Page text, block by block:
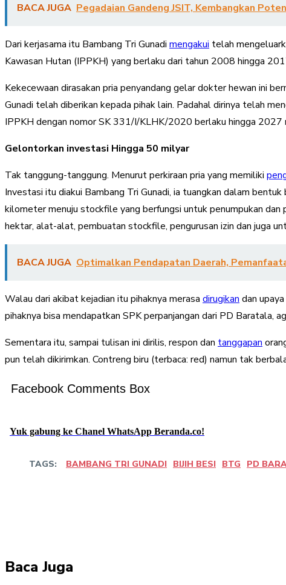
BACA JUGA Pegadaian Gandeng JSIT, Kembangkan
Dari kerjasama itu Bambang Tri Gunadi mengakui telah
Kawasan Hutan (IPPKH) yang berlaku dari tahun 2008 hingga
Kekecewaan dirasakan pria penyandang gelar dokter hewan ini
Gunadi telah diberikan kepada pihak lain. Padahal dirinya telah
IPPKH dengan nomor SK 331/I/KLHK/2020 berlaku hingga
Gelontorkan investasi Hingga 50 milyar
Tak tanggung-tanggung. Menurut perkiraan pria yang memiliki
Investasi itu diakui Bambang Tri Gunadi, ia tuangkan dalam
kilometer menuju stockfile yang berfungsi untuk penumpukan
hektar, alat-alat, pembuatan stockfile, pengurusan izin dan juga
BACA JUGA Optimalkan Pendapatan Daerah,
Walau dari akibat kejadian itu pihaknya merasa dirugikan dan
pihaknya bisa mendapatkan SPK perpanjangan dari PD Baratala,
Sementara itu, sampai tulisan ini dirilis, respon dan tanggapan
pun telah dikirimkan. Contreng biru (terbaca: red) namun tak
Facebook Comments Box
Yuk gabung ke Chanel WhatsApp Beranda.co!
TAGS: BAMBANG TRI GUNADI BIJIH BESI BTG PD
Baca Juga